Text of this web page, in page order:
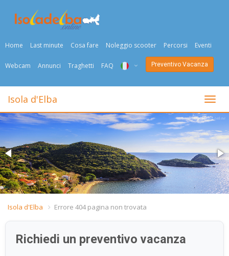
Home Last minute Cosa fare Noleggio scooter Percorsi Eventi
Webcam Annunci Traghetti FAQ
ENG
DEU
NED
FRA
DAN
ESP
Preventivo Vacanza
Togli
Isola d'Elba
Isola d'Elba Errore 404 pagina non trovata
Richiedi un preventivo vacanza